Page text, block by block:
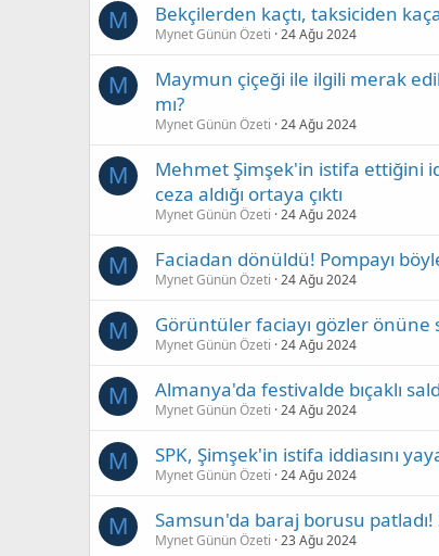
M Bekçilerden kaçtı, taksiciden
Mynet Günün Özeti 24 Ağu 2024
M
Maymun çiçeği ile ilgili merak
mı?
Mynet Günün Özeti 24 Ağu 2024
M
Mehmet Şimşek'in istifa ettiğini
ceza aldığı ortaya çıktı
Mynet Günün Özeti 24 Ağu 2024
M Faciadan dönüldü! Pompayı
Mynet Günün Özeti 24 Ağu 2024
M Görüntüler faciayı gözler önüne
Mynet Günün Özeti 24 Ağu 2024
M Almanya'da festivalde bıçaklı
Mynet Günün Özeti 24 Ağu 2024
M SPK, Şimşek'in istifa iddiasını
Mynet Günün Özeti 24 Ağu 2024
M Samsun'da baraj borusu
Mynet Günün Özeti 23 Ağu 2024